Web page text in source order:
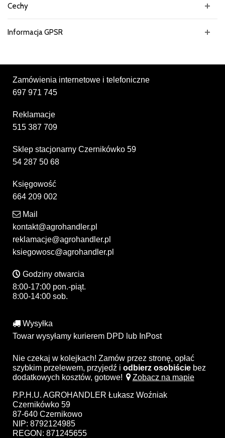
Cechy
Informacja GPSR
Zamówienia internetowe i telefoniczne
697 971 745
Reklamacje
515 387 709
Sklep stacjonarny Czernikówko 59
54 287 50 68
Księgowość
664 209 002
Mail
kontakt@agrohandler.pl
reklamacje@agrohandler.pl
ksiegowosc@agrohandler.pl
Godziny otwarcia
8:00-17:00 pon.-piąt.
8:00-14:00 sob.
Wysyłka
Towar wysyłamy kurierem DPD lub InPost
Nie czekaj w kolejkach! Zamów przez stronę, opłać
szybkim przelewem, przyjedź i odbierz osobiście bez
dodatkowych kosztów, gotowe!
Zobacz na mapie
P.P.H.U. AGROHANDLER Łukasz Woźniak
Czernikówko 59
87-640 Czernikowo
NIP: 8792124985
REGON: 871245655